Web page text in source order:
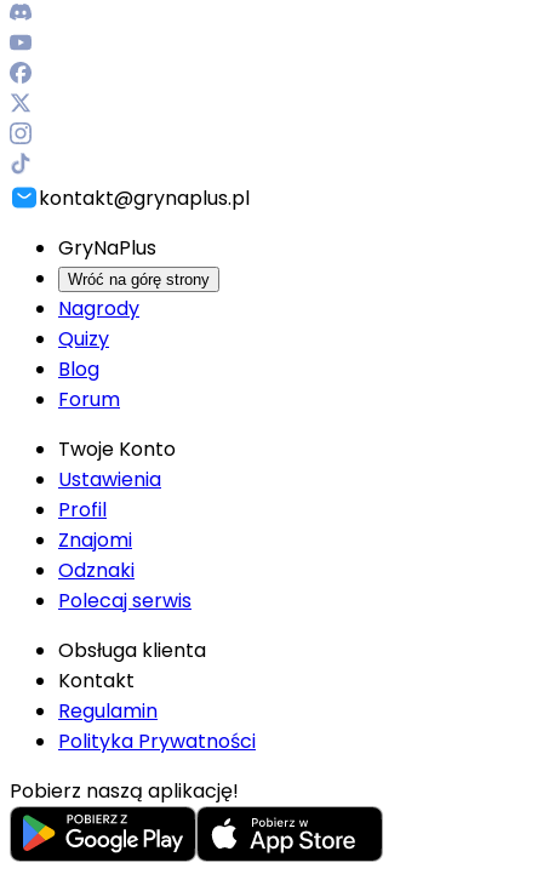
kontakt@grynaplus.pl
GryNaPlus
Wróć na górę strony
Nagrody
Quizy
Blog
Forum
Twoje Konto
Ustawienia
Profil
Znajomi
Odznaki
Polecaj serwis
Obsługa klienta
Kontakt
Regulamin
Polityka Prywatności
Pobierz naszą aplikację!